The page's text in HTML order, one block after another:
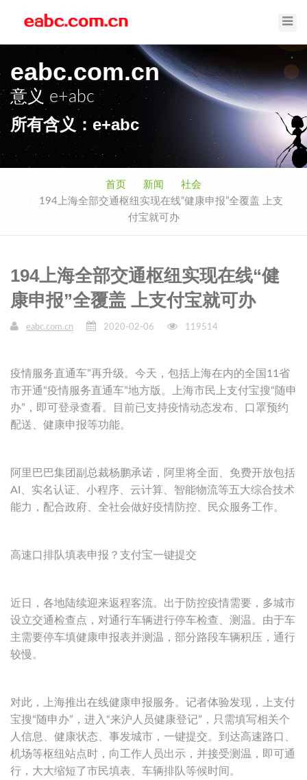
eabc.com.cn
意义e+abc
所有含义：e+abc
首页 新闻
社会
194上海全部交通枢纽实现在线“健康申报”全覆盖 上支
付宝就可办
194上海全部交通枢纽实现在线“健
康申报”全覆盖 上支付宝就可办
eabc.com.cn 2020-02-06 119514
疫情服务直通车”再升级。今天，包括上海在内的全国11省
市开通“疫情服务直通车”地方版。上海市民上支付宝搜“随申
办”，即可登录查看。目前已支持疫情动态发布、口罩预约
配送、健康申报等功能。
阿里巴巴集团副总裁杨鹏承诺，阿里将全面、免费开放包括
AI、实名认证、小程序、云计算、智能物流等五大综合技术
能力，配合政府、全社会做好疫情防控、民众服务工作。
高速口排队填表申报？支付宝一键提交
近日，各地陆续迎来返程客流。出于防控疫情需要，多城市
设立交通检查点，对通行车辆进行停车检查、测温。由于车
主需要停车填健康申报表并测温，部分路段车辆积压，通行
较慢。
对此，上海推出在线健康申报服务。记者体验发现，上支付
宝搜“随申办”，进入“来沪人员健康登记”，只需填写相关个
人信息、健康状态、事发城市，一键提交。到达高速路口、
机场等枢纽站点时，向工作人员出示，并接受测温，即可通
行，大大缩短了市民填表、车辆排队等候时间。